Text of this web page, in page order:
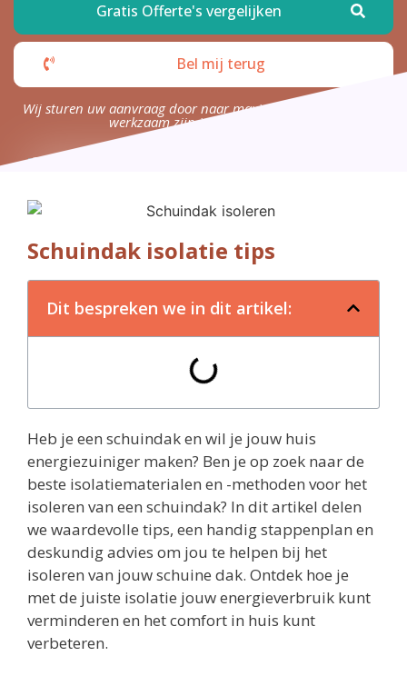
Gratis Offerte's vergelijken
Bel mij terug
Wij sturen uw aanvraag door naar maximaal 4 bedrijven die
werkzaam zijn in uw omgeving.
Schuindak isolatie tips
Dit bespreken we in dit artikel:
Heb je een schuindak en wil je jouw huis
energiezuiniger maken? Ben je op zoek naar de
beste isolatiematerialen en -methoden voor het
isoleren van een schuindak? In dit artikel delen
we waardevolle tips, een handig stappenplan en
deskundig advies om jou te helpen bij het
isoleren van jouw schuine dak. Ontdek hoe je
met de juiste isolatie jouw energieverbruik kunt
verminderen en het comfort in huis kunt
verbeteren.